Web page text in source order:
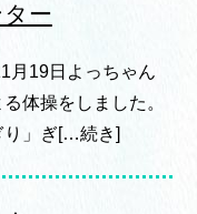
ー
月19日よっちゃん
体操をしました。
り」ぎ[…続き]